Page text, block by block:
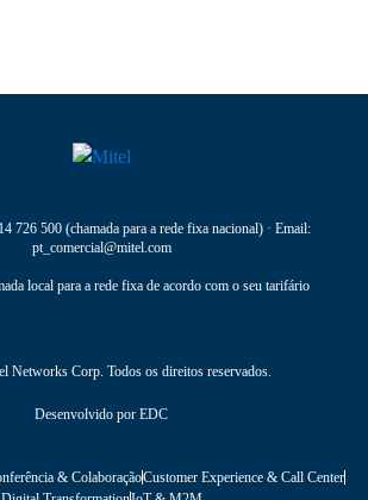
726 500(chamada para a rede fixa nacional) · Email:
pt_comercial@mitel.com
local para a rede fixa de acordo com o seu tarifário
Networks Corp. Todos os direitos reservados.
Desenvolvido por EDC
& ColaboraçãoCustomer Experience & Call Center